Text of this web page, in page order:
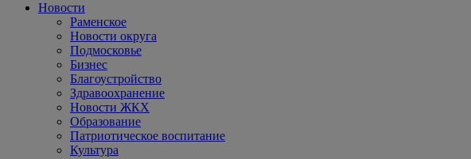
Новости
Раменское
Новости округа
Подмосковье
Бизнес
Благоустройство
Здравоохранение
Новости ЖКХ
Образование
Патриотическое воспитание
Культура